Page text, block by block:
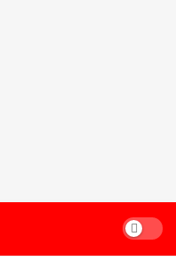
Dark